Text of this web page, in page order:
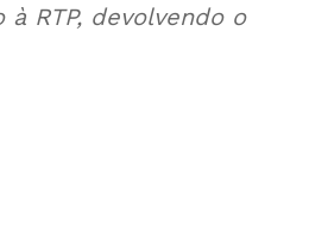
RTP, devolvendo o